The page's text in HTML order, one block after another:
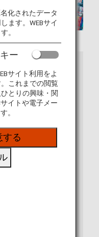
化されたデータ
ます。WEBサイ
。
ー
サイト利用をよ
これまでの閲覧
とりの興味・関
イトや電子メー
。
する